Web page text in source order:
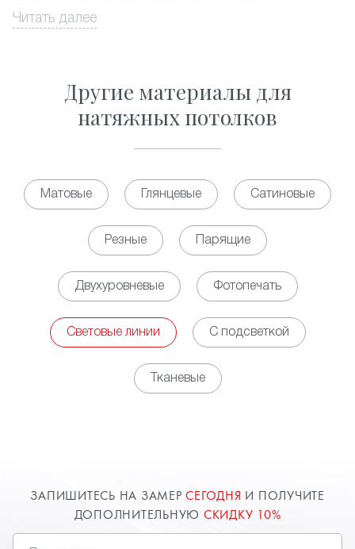
устанавливать даже наиболее мощные
Натяжные потолки со световыми линиями,
почему да?
Выбор в пользу световых линий обусловлен
светодиодных линий позволяет обеспечить
равномерное, мягкое свечение по всей площади
помещения, выступая полноценной заменой для
освещения на основе установки точечных
контроллера появляется возможность управлять
от потребности.
• Декоративная функция. Наличие световых линий
на потолке обеспечивает оригинальный облик
пространству, но при этом необходимо заранее
Возможны комбинации нескольких вариантов или
изменение цветовой палитры от команд с пульта
управления. Главное правильно подобрать стиль,
Читать далее
Другие материалы для
натяжных потолков
Матовые Глянцевые Сатиновые
Резные Парящие
Двухуровневые Фотопечать
Световые линии С подсветкой
Тканевые
ЗАПИШИТЕСЬ НА ЗАМЕРСЕГОДНЯ И ПОЛУЧИТЕ
ДОПОЛНИТЕЛЬНУЮ СКИДКУ 10%